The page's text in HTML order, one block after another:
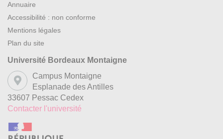
Annuaire
Accessibilité : non conforme
Mentions légales
Plan du site
Université Bordeaux Montaigne
Campus Montaigne
Esplanade des Antilles
33607 Pessac Cedex
Contacter l'université